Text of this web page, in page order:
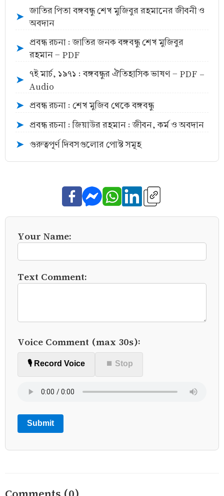
➤
জাতির পিতা বঙ্গবন্ধু শেখ মুজিবুর রহমানের জীবনী ও
অবদান
➤
প্রবন্ধ রচনা : জাতির জনক বঙ্গবন্ধু শেখ মুজিবুর
রহমান - PDF
➤
৭ই মার্চ, ১৯৭১ : বঙ্গবন্ধুর ঐতিহাসিক ভাষণ - PDF -
Audio
➤ প্রবন্ধ রচনা : শেখ মুজিব থেকে বঙ্গবন্ধু
➤ প্রবন্ধ রচনা : জিয়াউর রহমান : জীবন, কর্ম ও অবদান
➤ গুরুত্বপূর্ণ দিবসগুলোর পোস্ট সমূহ
Your Name:
Text Comment:
Voice Comment (max 30s):
🎙️ Record Voice ⏹ Stop
Submit